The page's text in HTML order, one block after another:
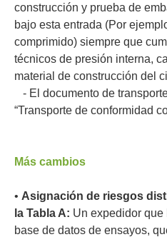
construcción y prueba de
bajo esta entrada (Por
comprimido) siempre que
técnicos de presión interna,
material de construcción del
- El documento de
“Transporte de conformidad
Más cambios
• Asignación de riesgos
la Tabla A: Un expedidor
base de datos de ensayos,